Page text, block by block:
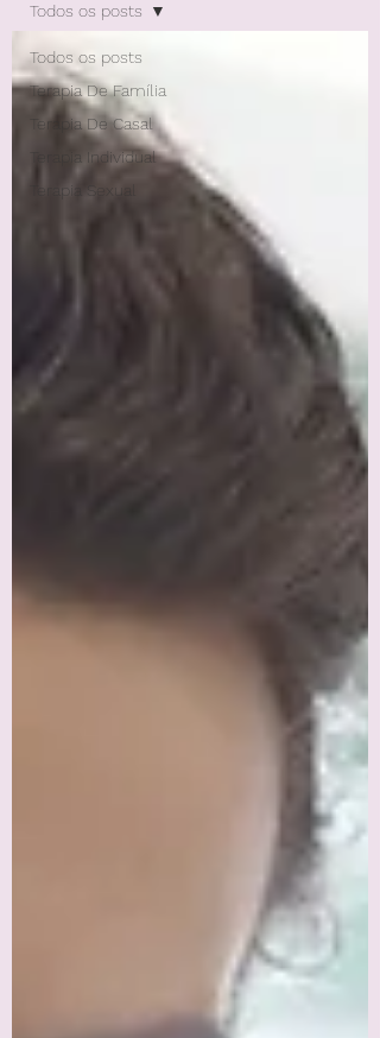
Todos os posts
Terapia De Família
Terapia De Casal
Terapia Individual
Terapia Sexual
Todos os posts